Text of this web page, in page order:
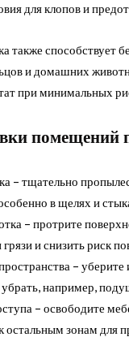
для клопов и
также способствует
и домашних
при минимальных
помещений
– тщательно
в щелях и
– протрите
и снизить риск
– уберите
например,
– освободите
остальным зонам для